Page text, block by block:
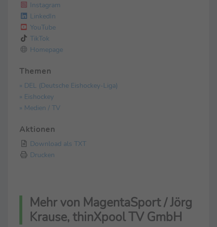
Instagram
LinkedIn
YouTube
TikTok
Homepage
Themen
» DEL (Deutsche Eishockey-Liga)
» Eishockey
» Medien / TV
Aktionen
Download als TXT
Drucken
Mehr von MagentaSport / Jörg
Krause, thinXpool TV GmbH